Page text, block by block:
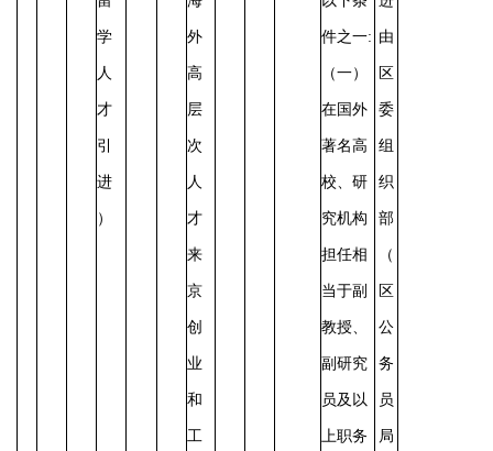
学
人
才
引
进
）
外
高
层
次
人
才
来
京
创
业
和
工
件之一:
（一）
在国外
著名高
校、研
究机构
担任相
当于副
教授、
副研究
员及以
上职务
由
区
委
组
织
部
（
区
公
务
员
局